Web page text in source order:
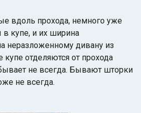
вдоль прохода, немного уже
в купе, и их ширина
неразложенному дивану из
отделяются от прохода
не всегда. Бывают шторки
не всегда.